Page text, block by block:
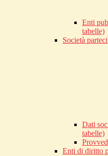
Enti
tabelle)
Società
Dati
tabelle)
Enti di diritto